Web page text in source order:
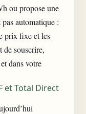
ou propose une
automatique :
prix fixe et les
de souscrire,
dans votre
et Total Direct